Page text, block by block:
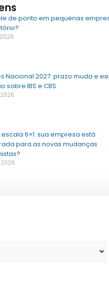
de ponto em pequenas
Nacional 2027: prazo muda e
sobre IBS e CBS
escala 6×1: sua empresa está
para as novas mudanças